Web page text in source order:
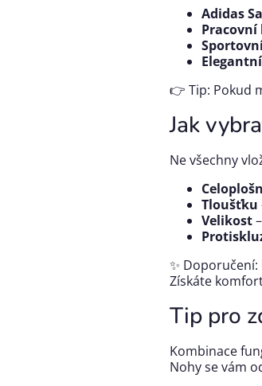
Adidas
Pracovní
👉 Tip: Pokud
Jak
Ne všechny
Tloušťku
Velikost
✨
Získáte
Tip pro
Kombinace
Nohy se vám